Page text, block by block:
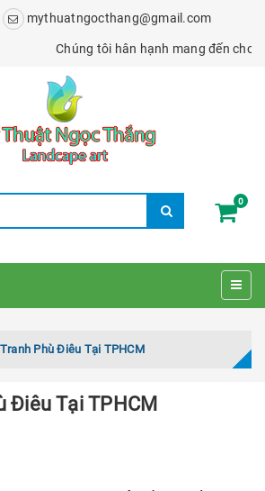
mythuatngocthang@gmail.com
Chúng tôi hân hạnh mang đến cho bạn
0
Phù Điêu Tại TPHCM
Điêu Tại TPHCM